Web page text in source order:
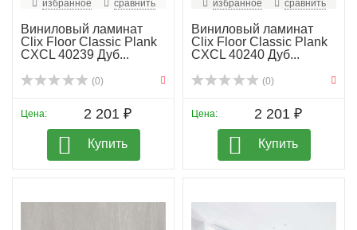
избранное сравнить
Виниловый ламинат
Clix Floor Classic Plank
CXCL 40239 Дуб...
(0)
Цена: 2 201 ₽
Купить
избранное сравнить
Виниловый ламинат
Clix Floor Classic Plank
CXCL 40240 Дуб...
(0)
Цена: 2 201 ₽
Купить